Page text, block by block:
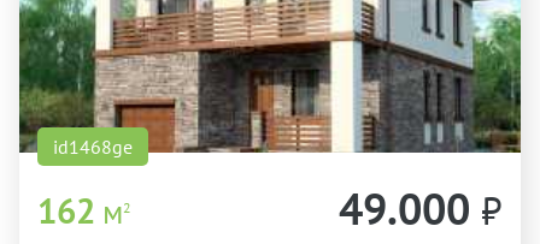
id1468ge
162 м2 49.000 ₽